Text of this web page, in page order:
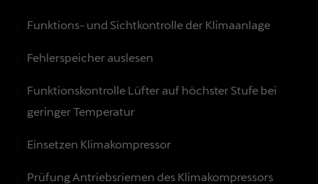
Funktions- und Sichtkontrolle der Klimaanlage
Fehlerspeicher auslesen
Funktionskontrolle Lüfter auf höchster Stufe bei
geringer Temperatur
Einsetzen Klimakompressor
Prüfung Antriebsriemen des Klimakompressors